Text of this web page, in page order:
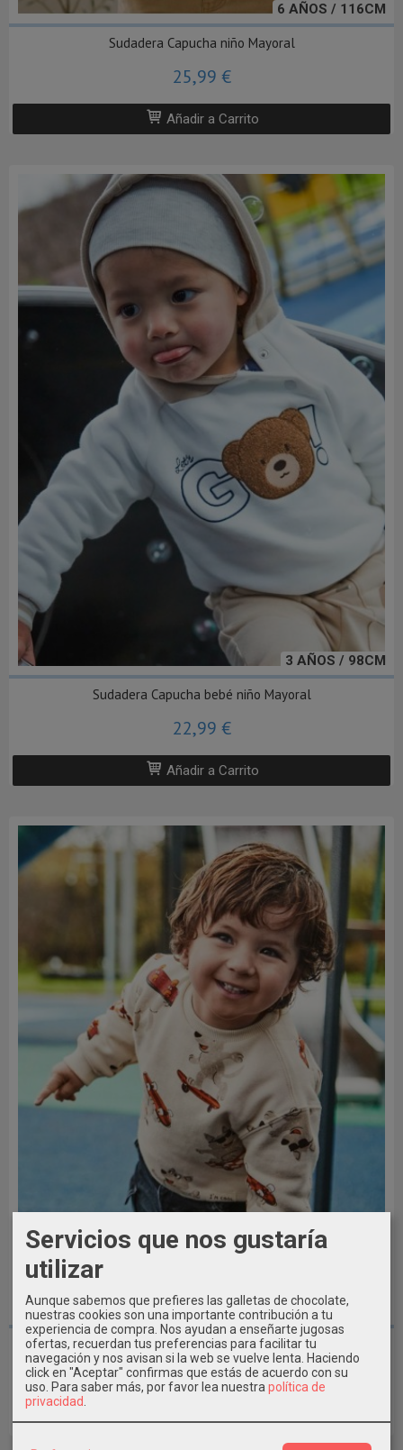
6 AÑOS / 116CM
Sudadera Capucha niño Mayoral
25,99 €
Añadir a Carrito
3 AÑOS / 98CM
Sudadera Capucha bebé niño Mayoral
22,99 €
Añadir a Carrito
2A - 3A
Sudadera Felpa bebé niño Mayoral
19,99 €
Añadir a Carrito
Servicios que nos gustaría
utilizar
Aunque sabemos que prefieres las galletas de chocolate,
nuestras cookies son una importante contribución a tu
experiencia de compra. Nos ayudan a enseñarte jugosas
ofertas, recuerdan tus preferencias para facilitar tu
navegación y nos avisan si la web se vuelve lenta. Haciendo
click en "Aceptar" confirmas que estás de acuerdo con su
uso. Para saber más, por favor lea nuestra política de
privacidad